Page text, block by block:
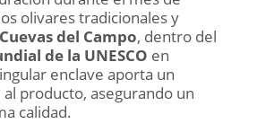
olivares tradicionales y
Cuevas del Campo, dentro del
de la UNESCO en
enclave aporta un
al producto, asegurando un
calidad.